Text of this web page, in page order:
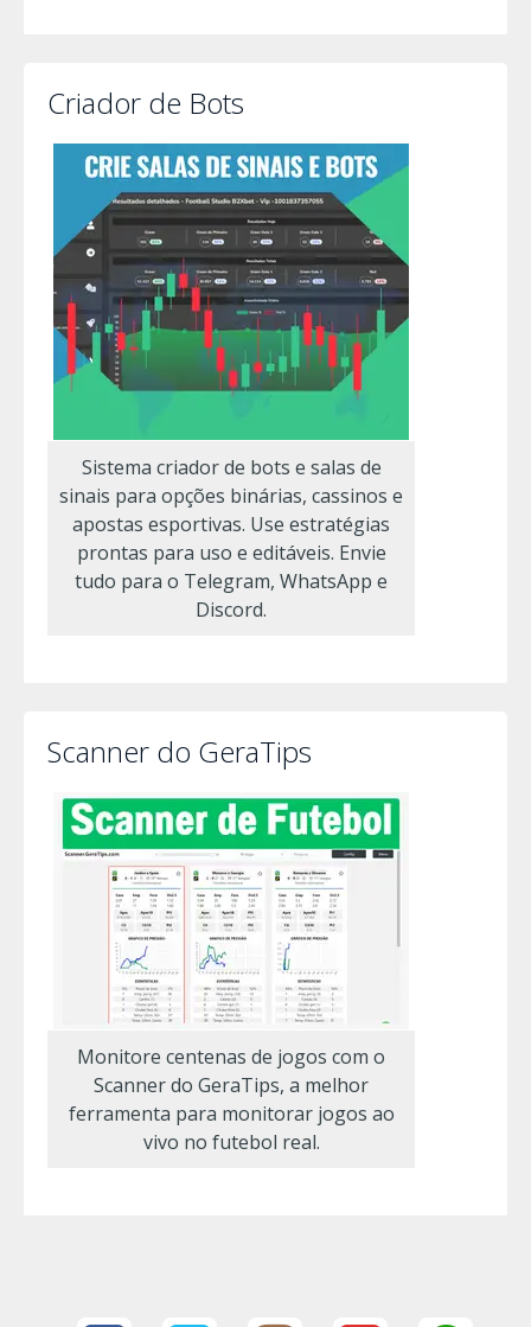
Criador de Bots
Sistema criador de bots e salas de
sinais para opções binárias, cassinos e
apostas esportivas. Use estratégias
prontas para uso e editáveis. Envie
tudo para o Telegram, WhatsApp e
Discord.
Scanner do GeraTips
Monitore centenas de jogos com o
Scanner do GeraTips, a melhor
ferramenta para monitorar jogos ao
vivo no futebol real.